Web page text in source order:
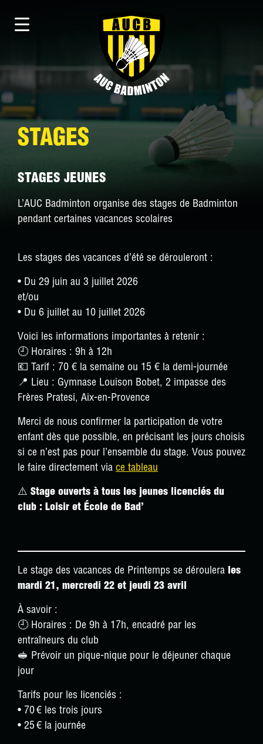
STAGES
STAGES JEUNES
L’AUC Badminton organise des stages de Badminton
pendant certaines vacances scolaires
Les stages des vacances d’été se dérouleront :
• Du 29 juin au 3 juillet 2026
et/ou
• Du 6 juillet au 10 juillet 2026
Voici les informations importantes à retenir :
🕘 Horaires : 9h à 12h
💶 Tarif : 70 € la semaine ou 15 € la demi-journée
📍 Lieu : Gymnase Louison Bobet, 2 impasse des
Frères Pratesi, Aix-en-Provence
Merci de nous confirmer la participation de votre
enfant dès que possible, en précisant les jours choisis
si ce n’est pas pour l’ensemble du stage. Vous pouvez
le faire directement via ce tableau
⚠️ Stage ouverts à tous les jeunes licenciés du
club : Loisir et École de Bad’
Le stage des vacances de Printemps se déroulera les
mardi 21, mercredi 22 et jeudi 23 avril
À savoir :
🕘 Horaires : De 9h à 17h, encadré par les
entraîneurs du club
🥪 Prévoir un pique-nique pour le déjeuner chaque
jour
Tarifs pour les licenciés :
• 70 € les trois jours
• 25 € la journée